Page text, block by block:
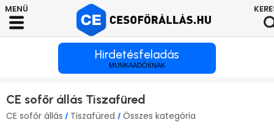
Hirdetésfeladás
MUNKAADÓKNAK
CE sofőr állás Tiszafüred
CE sofőr állás / Tiszafüred / Összes kategória